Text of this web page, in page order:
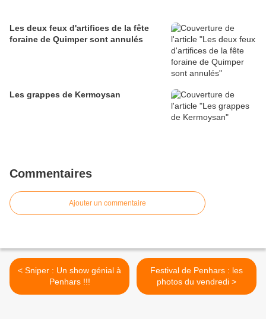
Les deux feux d'artifices de la fête
foraine de Quimper sont annulés
Les grappes de Kermoysan
Commentaires
Ajouter un commentaire
< Sniper : Un show génial à
Penhars !!!
Festival de Penhars : les
photos du vendredi >